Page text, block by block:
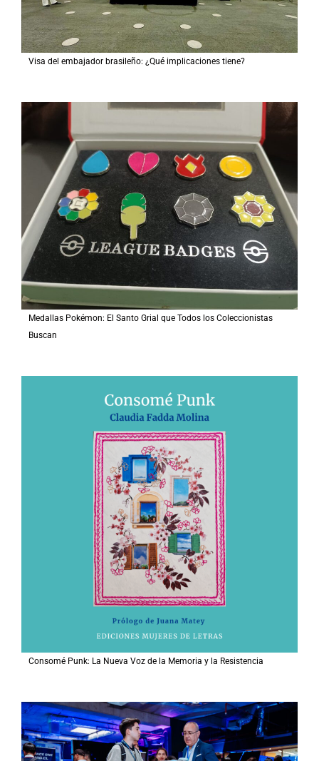
Visa del embajador brasileño: ¿Qué implicaciones tiene?
Medallas Pokémon: El Santo Grial que Todos los Coleccionistas
Buscan
Consomé Punk: La Nueva Voz de la Memoria y la Resistencia